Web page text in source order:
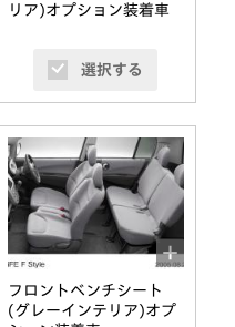
リア)オプション装着車
選択する
フロントベンチシート
(グレーインテリア)オプ